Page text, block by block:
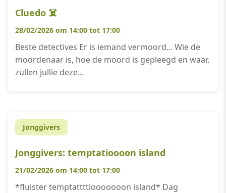
Cluedo ☠️
28/02/2026 om 14:00 tot 17:00
Beste detectives Er is iemand vermoord... Wie de
moordenaar is, hoe de moord is gepleegd en waar,
zullen jullie deze...
Jonggivers
Jonggivers: temptatioooon island
21/02/2026 om 14:00 tot 17:00
*fluister temptattttiooooooon island* Dag